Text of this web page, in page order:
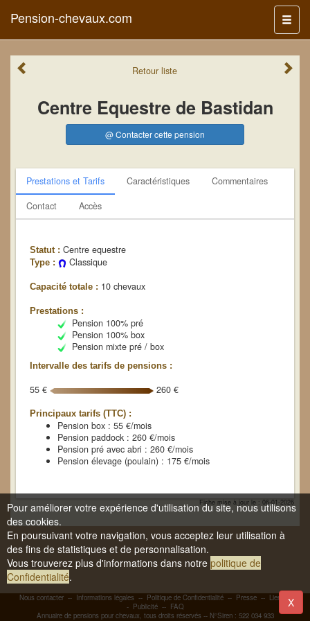
Menu
Pension-chevaux.com
Retourliste
Centre Equestre de Bastidan
@ Contacter cette pension
Prestations et Tarifs Caractéristiques
Commentaires
Contact
Accès
Statut : Centre equestre
Type : Classique
Capacité totale : 10 chevaux
Prestations :
Pension 100% pré
Pension 100% box
Pension mixte pré / box
Intervalle des tarifs de pensions :
55 € 260 €
Principaux tarifs (TTC) :
Pension box : 55 €/mois
Pension paddock : 260 €/mois
Pension pré avec abri : 260 €/mois
Pension élevage (poulain) : 175 €/mois
Fiche mise à jour le : 06-01-2026
Nous contacter -- Informations légales -- Politique de Confidentialité -- Presse -- Liens
-
- Publicité-- FAQ
Annuaire de pensions pour chevaux, tous droits réservés -- N°Siren : 522 034 933
Pour améliorer votre expérience d'utilisation du site, nous utilisons
des cookies.
En poursuivant votre navigation, vous acceptez leur utilisation à
des fins de statistiques et de personnalisation.
Vous trouverez plus d'informations dans notre politique de
Confidentialité.
X